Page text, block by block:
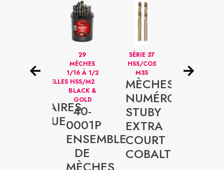
ANNULAIRES
PROFESSIONNELLES
ANNULAIRES
MÉTRIQUE
29
MÈCHES
1/16 À 1/2
HSS/M2
BLACK &
GOLD
40-
0001P
ENSEMBLE
DE
SÉRIE 37
HSS/CO5
M35
MÈCHES
NUMÉROTÉES
STUBY
EXTRA
COURT
COBALT
MÈCHES